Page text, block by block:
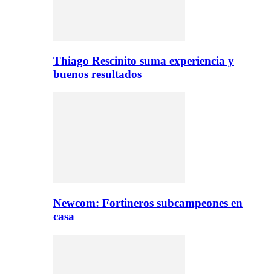
Thiago Rescinito suma experiencia y
buenos resultados
Newcom: Fortineros subcampeones en
casa